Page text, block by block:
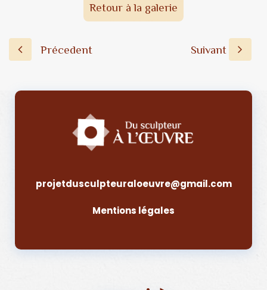
Retour à la galerie
projetdusculpteuraloeuvre@gmail.com
Mentions légales